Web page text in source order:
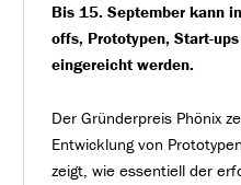
Bis 15. September kann
offs, Prototypen, Start-
eingereicht werden.
Der Gründerpreis Phönix
Entwicklung von
zeigt, wie essentiell der